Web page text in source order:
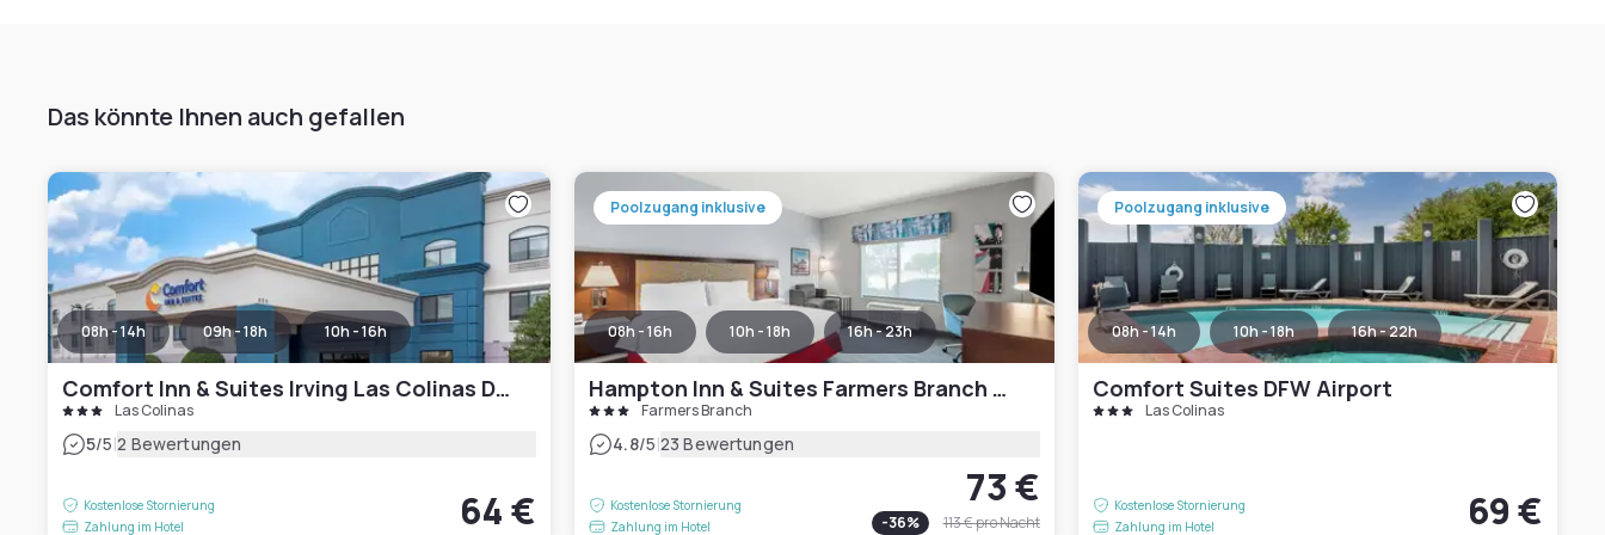
Das könnte Ihnen auch gefallen
08h - 14h 09h - 18h 10h - 16h
Comfort Inn & Suites Irving Las Colinas DFW
Las Colinas
5/5|2 Bewertungen
Kostenlose Stornierung
Zahlung im Hotel
64 €
Poolzugang inklusive
08h - 16h 10h - 18h 16h - 23h
Hampton Inn & Suites Farmers Branch Dallas
Farmers Branch
4.8/5|23 Bewertungen
Kostenlose Stornierung
Zahlung im Hotel
73 €
-36% 113 €pro Nacht
Poolzugang inklusive
08h - 14h 10h - 18h 16h - 22h
Comfort Suites DFW Airport
Las Colinas
Kostenlose Stornierung
Zahlung im Hotel
69 €